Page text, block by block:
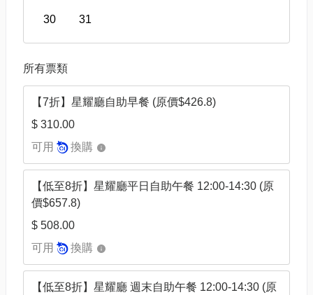
30 31
所有票類
【7折】星耀廳自助早餐 (原價$426.8)
$ 310.00
可用
換購
【低至8折】星耀廳平日⾃助午餐 12:00-14:30 (原
價$657.8)
$ 508.00
可用
換購
【低至8折】星耀廳 週末⾃助午餐 12:00-14:30 (原